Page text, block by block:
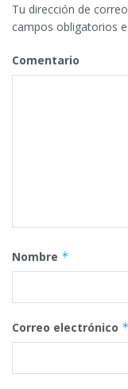
Tu dirección de
campos obligatorios
Comentario
Nombre *
Correo electrónico *